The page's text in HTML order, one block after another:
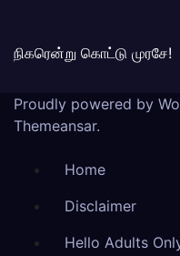
நிகரென்று கொட்டு முரசே!
Proudly powered by
Themeansar.
Home
Disclaimer
Hello Adults